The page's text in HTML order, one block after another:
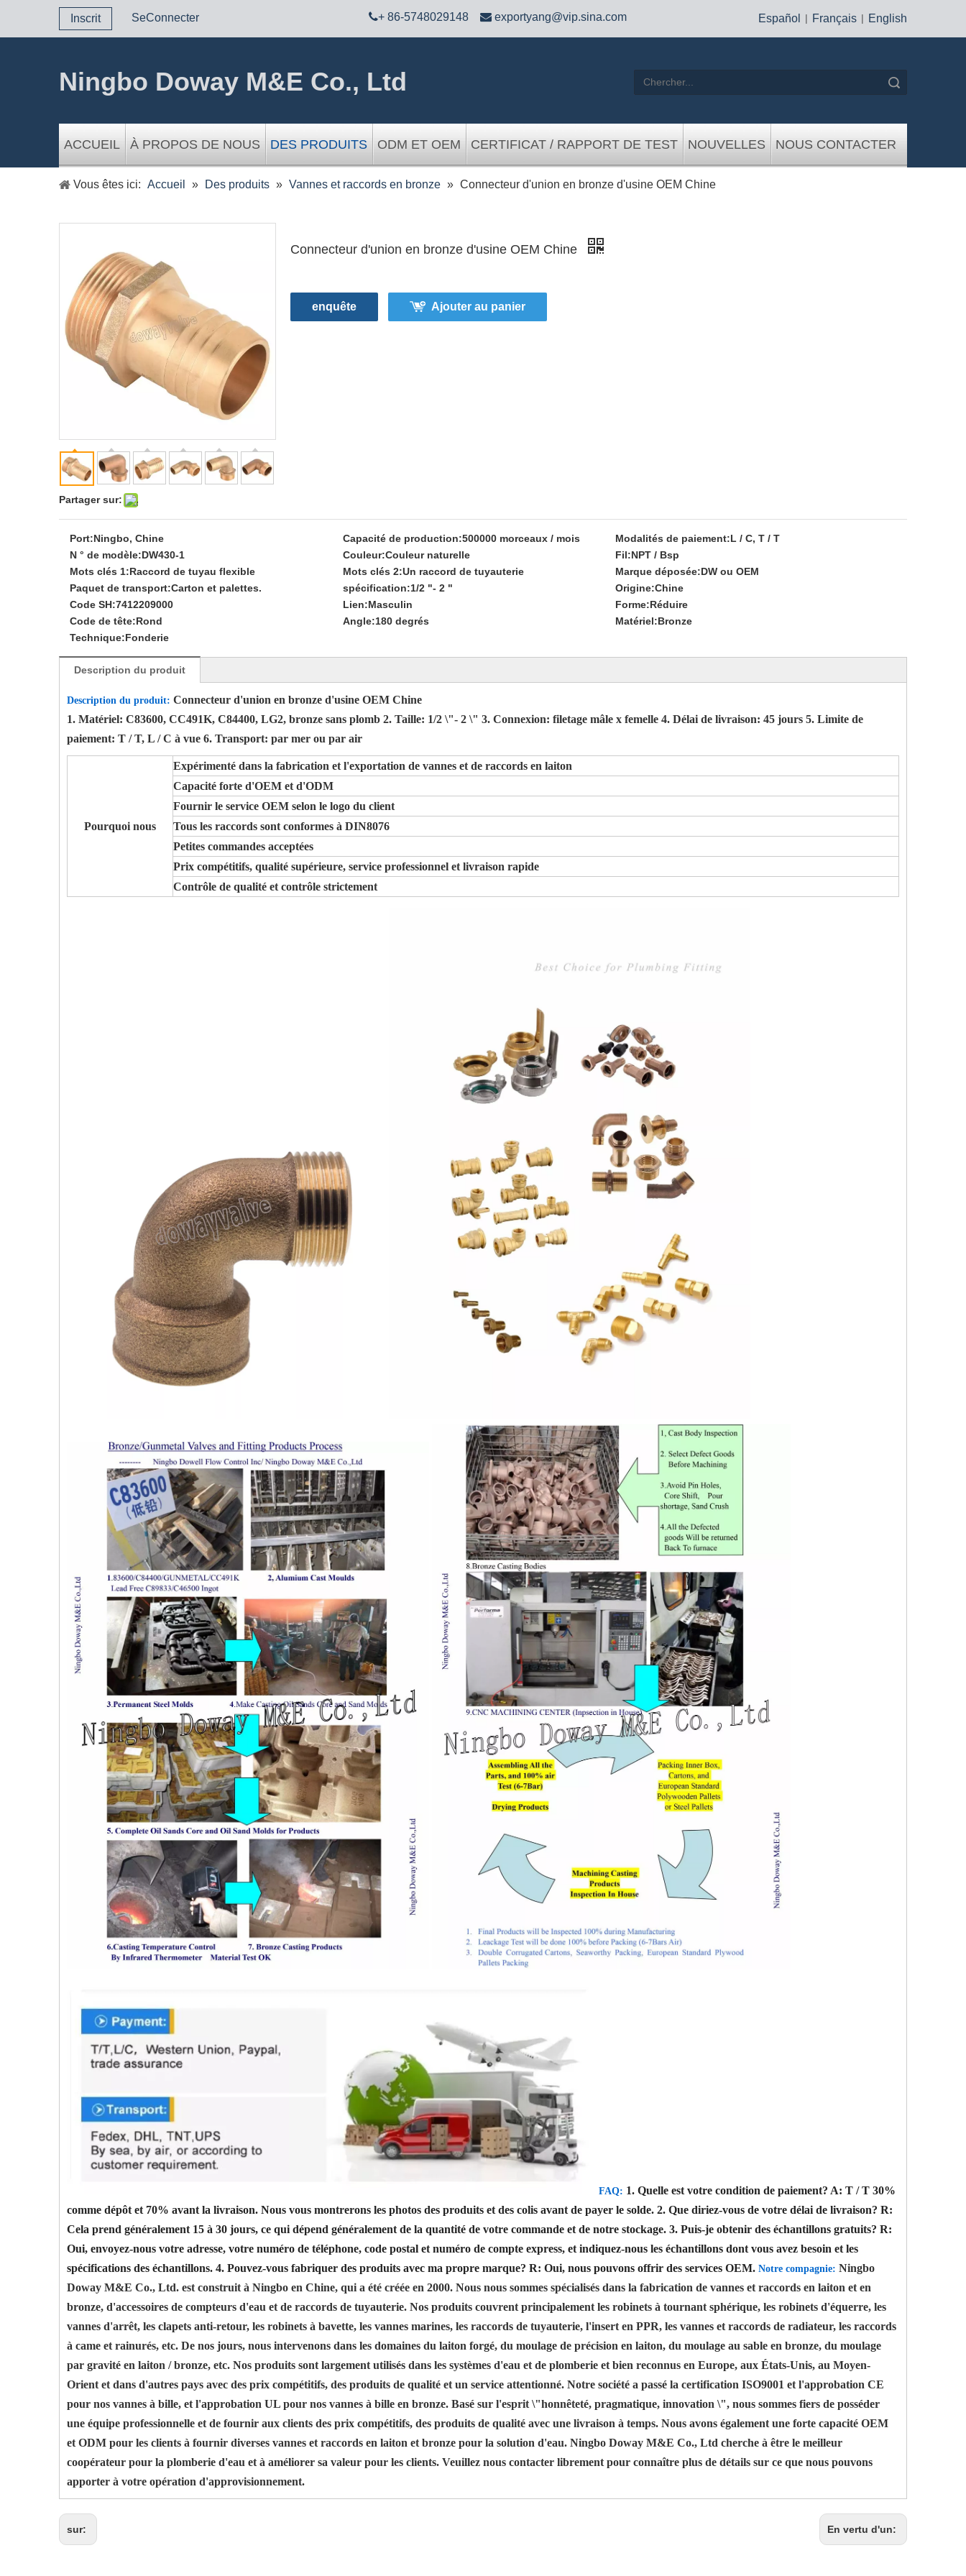
Inscrit SeConnecter + 86-5748029148  exportyang@vip.sina.com Español | Français | English
Ningbo Doway M&E Co., Ltd
ACCUEIL À PROPOS DE NOUS DES PRODUITS ODM ET OEM CERTIFICAT / RAPPORT DE TEST NOUVELLES NOUS CONTACTER
Vous êtes ici: Accueil » Des produits » Vannes et raccords en bronze » Connecteur d'union en bronze d'usine OEM Chine
Partager sur:
Connecteur d'union en bronze d'usine OEM Chine
enquête Ajouter au panier
Port:Ningbo, Chine Capacité de production:500000 morceaux / mois Modalités de paiement:L / C, T / T
N ° de modèle:DW430-1 Couleur:Couleur naturelle Fil:NPT / Bsp
Mots clés 1:Raccord de tuyau flexible Mots clés 2:Un raccord de tuyauterie Marque déposée:DW ou OEM
Paquet de transport:Carton et palettes. spécification:1/2 "- 2 " Origine:Chine
Code SH:7412209000 Lien:Masculin Forme:Réduire
Code de tête:Rond Angle:180 degrés Matériel:Bronze
Technique:Fonderie
Description du produit
Description du produit: Connecteur d'union en bronze d'usine OEM Chine
1. Matériel: C83600, CC491K, C84400, LG2, bronze sans plomb 2. Taille: 1/2 \"- 2 \" 3. Connexion: filetage mâle x femelle 4. Délai de livraison: 45 jours 5. Limite de
paiement: T / T, L / C à vue 6. Transport: par mer ou par air
Pourquoi nous
Expérimenté dans la fabrication et l'exportation de vannes et de raccords en laiton
Capacité forte d'OEM et d'ODM
Fournir le service OEM selon le logo du client
Tous les raccords sont conformes à DIN8076
Petites commandes acceptées
Prix ​​compétitifs, qualité supérieure, service professionnel et livraison rapide
Contrôle de qualité et contrôle strictement
FAQ: 1. Quelle est votre condition de paiement? A: T / T 30%
comme dépôt et 70% avant la livraison. Nous vous montrerons les photos des produits et des colis avant de payer le solde. 2. Que diriez-vous de votre délai de livraison? R:
Cela prend généralement 15 à 30 jours, ce qui dépend généralement de la quantité de votre commande et de notre stockage. 3. Puis-je obtenir des échantillons gratuits? R:
Oui, envoyez-nous votre adresse, votre numéro de téléphone, code postal et numéro de compte express, et indiquez-nous les échantillons dont vous avez besoin et les
spécifications des échantillons. 4. Pouvez-vous fabriquer des produits avec ma propre marque? R: Oui, nous pouvons offrir des services OEM. Notre compagnie: Ningbo
Doway M&E Co., Ltd. est construit à Ningbo en Chine, qui a été créée en 2000. Nous nous sommes spécialisés dans la fabrication de vannes et raccords en laiton et en
bronze, d'accessoires de compteurs d'eau et de raccords de tuyauterie. Nos produits couvrent principalement les robinets à tournant sphérique, les robinets d'équerre, les
vannes d'arrêt, les clapets anti-retour, les robinets à bavette, les vannes marines, les raccords de tuyauterie, l'insert en PPR, les vannes et raccords de radiateur, les raccords
à came et rainurés, etc. De nos jours, nous intervenons dans les domaines du laiton forgé, du moulage de précision en laiton, du moulage au sable en bronze, du moulage
par gravité en laiton / bronze, etc. Nos produits sont largement utilisés dans les systèmes d'eau et de plomberie et bien reconnus en Europe, aux États-Unis, au Moyen-
Orient et dans d'autres pays avec des prix compétitifs, des produits de qualité et un service attentionné. Notre société a passé la certification ISO9001 et l'approbation CE
pour nos vannes à bille, et l'approbation UL pour nos vannes à bille en bronze. Basé sur l'esprit \"honnêteté, pragmatique, innovation \", nous sommes fiers de posséder
une équipe professionnelle et de fournir aux clients des prix compétitifs, des produits de qualité avec une livraison à temps. Nous avons également une forte capacité OEM
et ODM pour les clients à fournir diverses vannes et raccords en laiton et bronze pour la solution d'eau. Ningbo Doway M&E Co., Ltd cherche à être le meilleur
coopérateur pour la plomberie d'eau et à améliorer sa valeur pour les clients. Veuillez nous contacter librement pour connaître plus de détails sur ce que nous pouvons
apporter à votre opération d'approvisionnement.
sur: En vertu d'un: